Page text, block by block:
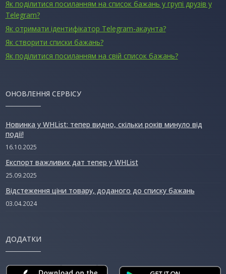
Як поділитися посиланням на список бажань у групі друзів у
Telegram?
Як отримати ідентифікатор Telegram-акаунта?
Як створити списки бажань?
Як поділитися посиланням на свій список бажань?
ОНОВЛЕННЯ СЕРВІСУ
Новинка у WHList: тепер видно, скільки років минуло від
події!
16.10.2025
Експорт важливих дат тепер у WHList
25.09.2025
Відстеження ціни товару, доданого до списку бажань
03.04.2024
ДОДАТКИ